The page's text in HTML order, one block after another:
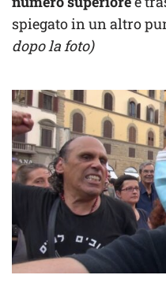
spiegato in un altro
dopo la foto)